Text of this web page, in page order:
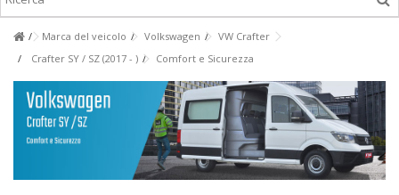
Marca del veicolo Volkswagen
VW Crafter
Crafter SY / SZ (2017 - )
Comfort e Sicurezza